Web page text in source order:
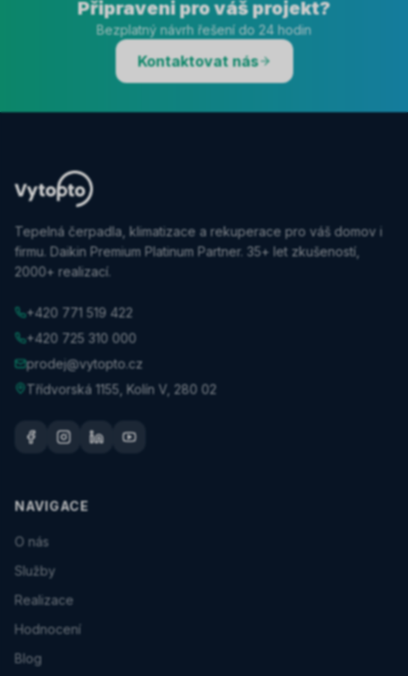
Připraveni pro váš projekt?
Bezplatný návrh řešení do 24 hodin
Kontaktovat nás
Tepelná čerpadla, klimatizace a rekuperace pro váš domov i
firmu. Daikin Premium Platinum Partner. 35+ let zkušeností,
2000+ realizací.
+420 771 519 422
+420 725 310 000
prodej@vytopto.cz
Třídvorská 1155, Kolín V, 280 02
NAVIGACE
O nás
Služby
Realizace
Hodnocení
Blog